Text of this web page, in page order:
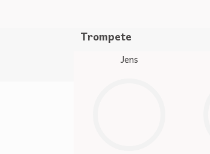
Trompete
Jens